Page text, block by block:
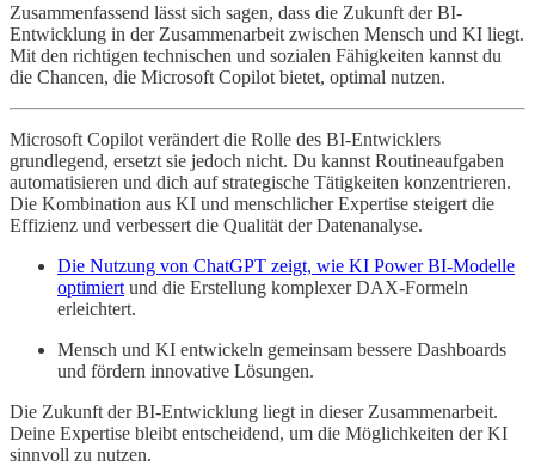
Zusammenfassend lässt sich sagen, dass die Zukunft der BI-
Entwicklung in der Zusammenarbeit zwischen Mensch und KI liegt.
Mit den richtigen technischen und sozialen Fähigkeiten kannst du
die Chancen, die Microsoft Copilot bietet, optimal nutzen.
Microsoft Copilot verändert die Rolle des BI-Entwicklers
grundlegend, ersetzt sie jedoch nicht. Du kannst Routineaufgaben
automatisieren und dich auf strategische Tätigkeiten konzentrieren.
Die Kombination aus KI und menschlicher Expertise steigert die
Effizienz und verbessert die Qualität der Datenanalyse.
Die Nutzung von ChatGPT zeigt, wie KI Power BI-Modelle
optimiert und die Erstellung komplexer DAX-Formeln
erleichtert.
Mensch und KI entwickeln gemeinsam bessere Dashboards
und fördern innovative Lösungen.
Die Zukunft der BI-Entwicklung liegt in dieser Zusammenarbeit.
Deine Expertise bleibt entscheidend, um die Möglichkeiten der KI
sinnvoll zu nutzen.